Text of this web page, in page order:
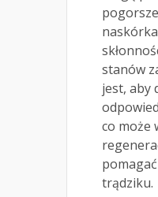
stanów
jest, aby
co może
trądziku.